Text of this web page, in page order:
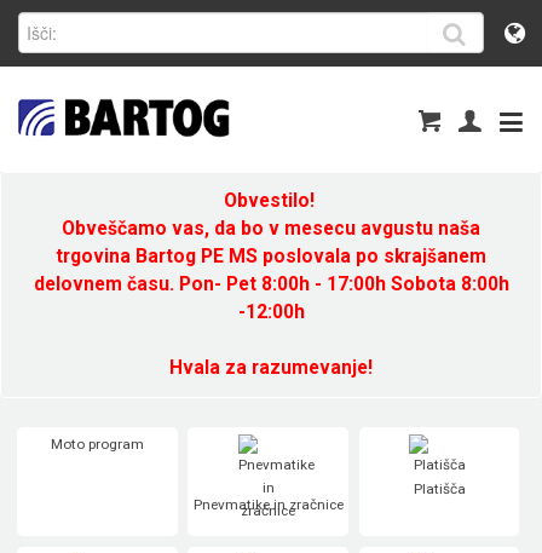
Obvestilo!
Obveščamo vas, da bo v mesecu avgustu naša
trgovina Bartog PE MS poslovala po skrajšanem
delovnem času. Pon- Pet 8:00h - 17:00h Sobota 8:00h
-12:00h
Hvala za razumevanje!
Moto program
Pnevmatike in zračnice
Platišča